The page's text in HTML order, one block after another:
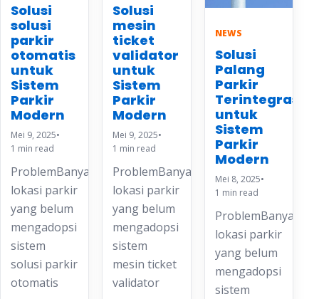
Solusi
solusi
parkir
otomatis
untuk
Sistem
Parkir
Modern
Mei 9, 2025•
1 min read
ProblemBanyak
lokasi parkir
yang belum
mengadopsi
sistem
solusi parkir
otomatis
Solusi
mesin
ticket
validator
untuk
Sistem
Parkir
Modern
Mei 9, 2025•
1 min read
ProblemBanyak
lokasi parkir
yang belum
mengadopsi
sistem
mesin ticket
validator
NEWS
Solusi
Palang
Parkir
Terintegrasi
untuk
Sistem
Parkir
Modern
Mei 8, 2025•
1 min read
ProblemBanyak
lokasi parkir
yang belum
mengadopsi
sistem